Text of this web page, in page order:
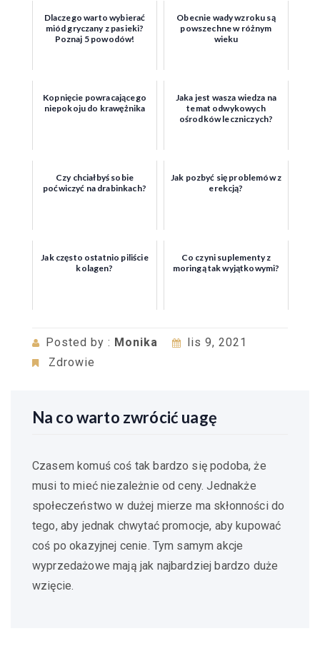
Dlaczego warto wybierać
miód gryczany z pasieki?
Poznaj 5 powodów!
Obecnie wady wzroku są
powszechne w różnym
wieku
Kopnięcie powracającego
niepokoju do krawężnika
Jaka jest wasza wiedza na
temat odwykowych
ośrodków leczniczych?
Czy chciałbyś sobie
poćwiczyć na drabinkach?
Jak pozbyć się problemów z
erekcją?
Jak często ostatnio piliście
kolagen?
Co czyni suplementy z
moringą tak wyjątkowymi?
Posted by : Monika
lis 9, 2021
Zdrowie
Na co warto zwrócić uagę
Czasem komuś coś tak bardzo się podoba, że
musi to mieć niezależnie od ceny. Jednakże
społeczeństwo w dużej mierze ma skłonności do
tego, aby jednak chwytać promocje, aby kupować
coś po okazyjnej cenie. Tym samym akcje
wyprzedażowe mają jak najbardziej bardzo duże
wzięcie.